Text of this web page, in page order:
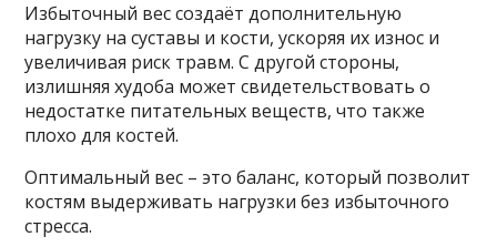
Избыточный вес создаёт дополнительную
нагрузку на суставы и кости, ускоряя их износ и
увеличивая риск травм. С другой стороны,
излишняя худоба может свидетельствовать о
недостатке питательных веществ, что также
плохо для костей.
Оптимальный вес – это баланс, который позволит
костям выдерживать нагрузки без избыточного
стресса.